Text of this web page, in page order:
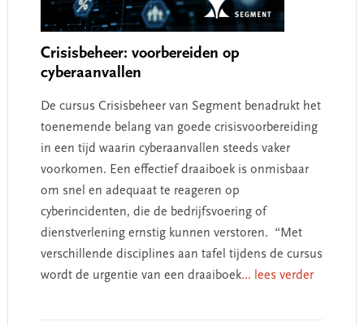
Crisisbeheer: voorbereiden op
cyberaanvallen
De cursus Crisisbeheer van Segment benadrukt het
toenemende belang van goede crisisvoorbereiding
in een tijd waarin cyberaanvallen steeds vaker
voorkomen. Een effectief draaiboek is onmisbaar
om snel en adequaat te reageren op
cyberincidenten, die de bedrijfsvoering of
dienstverlening ernstig kunnen verstoren. “Met
verschillende disciplines aan tafel tijdens de cursus
wordt de urgentie van een draaiboek... lees verder